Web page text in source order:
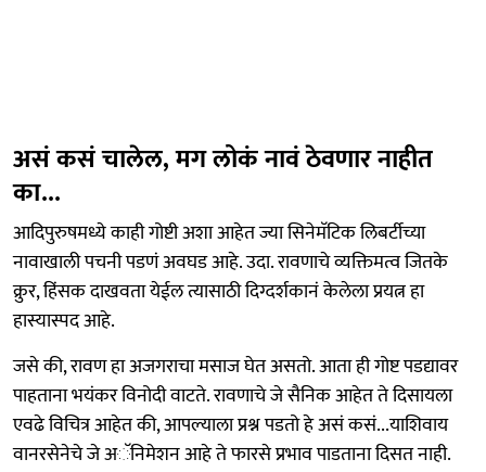
असं कसं चालेल, मग लोकं नावं ठेवणार नाहीत
का...
आदिपुरुषमध्ये काही गोष्टी अशा आहेत ज्या सिनेमॅटिक लिबर्टीच्या
नावाखाली पचनी पडणं अवघड आहे. उदा. रावणाचे व्यक्तिमत्व जितके
क्रुर, हिंसक दाखवता येईल त्यासाठी दिग्दर्शकानं केलेला प्रयत्न हा
हास्यास्पद आहे.
जसे की, रावण हा अजगराचा मसाज घेत असतो. आता ही गोष्ट पडद्यावर
पाहताना भयंकर विनोदी वाटते. रावणाचे जे सैनिक आहेत ते दिसायला
एवढे विचित्र आहेत की, आपल्याला प्रश्न पडतो हे असं कसं...याशिवाय
वानरसेनेचे जे अॅनिमेशन आहे ते फारसे प्रभाव पाडताना दिसत नाही.